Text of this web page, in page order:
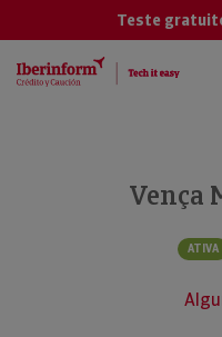
Teste
Vença
ATIVA